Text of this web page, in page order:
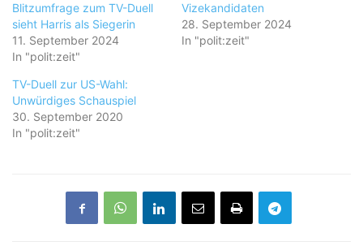
Blitzumfrage zum TV-Duell
sieht Harris als Siegerin
11. September 2024
In "polit:zeit"
Vizekandidaten
28. September 2024
In "polit:zeit"
TV-Duell zur US-Wahl:
Unwürdiges Schauspiel
30. September 2020
In "polit:zeit"